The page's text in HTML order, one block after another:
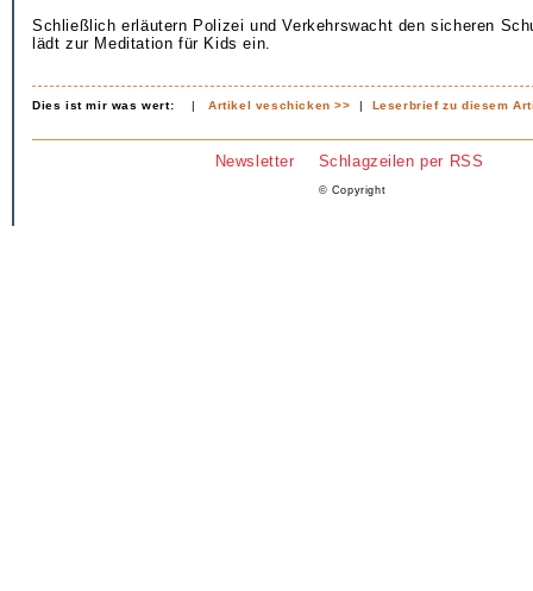
Schließlich erläutern Polizei und Verkehrswacht den sicheren
lädt zur Meditation für Kids ein.
Dies ist mir was wert: |Artikel veschicken >> | Leserbrief zu diesem
Newsletter Schlagzeilen per RSS
© Copyright